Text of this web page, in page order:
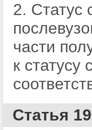
2. Статус
части
к статусу
Статья